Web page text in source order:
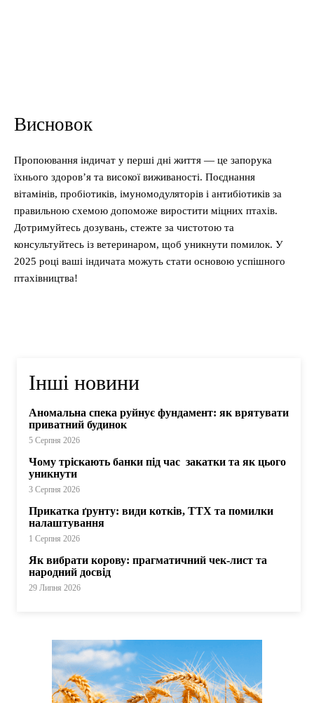
Висновок
Пропоювання індичат у перші дні життя — це запорука
їхнього здоров’я та високої виживаності. Поєднання
вітамінів, пробіотиків, імуномодуляторів і антибіотиків за
правильною схемою допоможе виростити міцних птахів.
Дотримуйтесь дозувань, стежте за чистотою та
консультуйтесь із ветеринаром, щоб уникнути помилок. У
2025 році ваші індичата можуть стати основою успішного
птахівництва!
Інші новини
Аномальна спека руйнує фундамент: як врятувати
приватний будинок
5 Серпня 2026
Чому тріскають банки під час закатки та як цього
уникнути
3 Серпня 2026
Прикатка ґрунту: види котків, ТТХ та помилки
налаштування
1 Серпня 2026
Як вибрати корову: прагматичний чек-лист та
народний досвід
29 Липня 2026